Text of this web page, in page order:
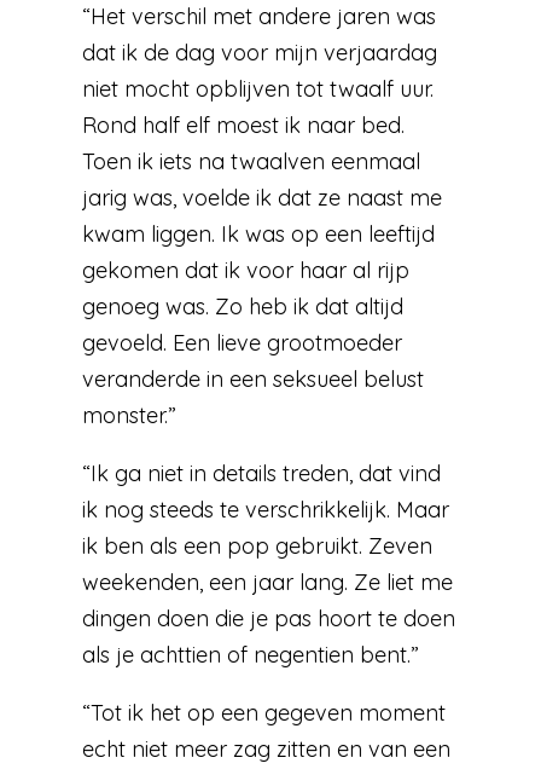
“Het verschil met andere jaren was
dat ik de dag voor mijn verjaardag
niet mocht opblijven tot twaalf uur.
Rond half elf moest ik naar bed.
Toen ik iets na twaalven eenmaal
jarig was, voelde ik dat ze naast me
kwam liggen. Ik was op een leeftijd
gekomen dat ik voor haar al rijp
genoeg was. Zo heb ik dat altijd
gevoeld. Een lieve grootmoeder
veranderde in een seksueel belust
monster.”
“Ik ga niet in details treden, dat vind
ik nog steeds te verschrikkelijk. Maar
ik ben als een pop gebruikt. Zeven
weekenden, een jaar lang. Ze liet me
dingen doen die je pas hoort te doen
als je achttien of negentien bent.”
“Tot ik het op een gegeven moment
echt niet meer zag zitten en van een